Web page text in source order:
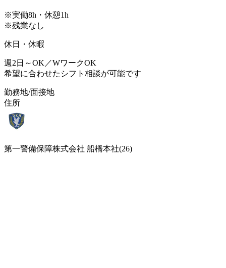
※実働8h・休憩1h
※残業なし
休日・休暇
週2日～OK／WワークOK
希望に合わせたシフト相談が可能です
勤務地/面接地
住所
第一警備保障株式会社 船橋本社(26)